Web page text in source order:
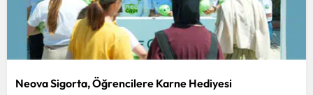
Samsun
Siirt
Sinop
Neova Sigorta, Öğrencilere Karne Hediyesi